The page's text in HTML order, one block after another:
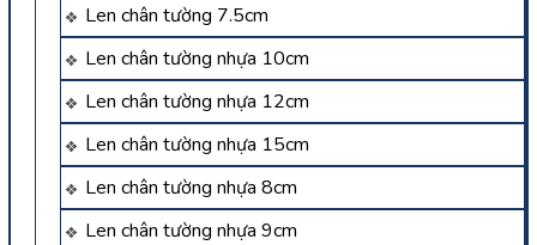
Len chân tường 7.5cm
Len chân tường nhựa 10cm
Len chân tường nhựa 12cm
Len chân tường nhựa 15cm
Len chân tường nhựa 8cm
Len chân tường nhựa 9cm